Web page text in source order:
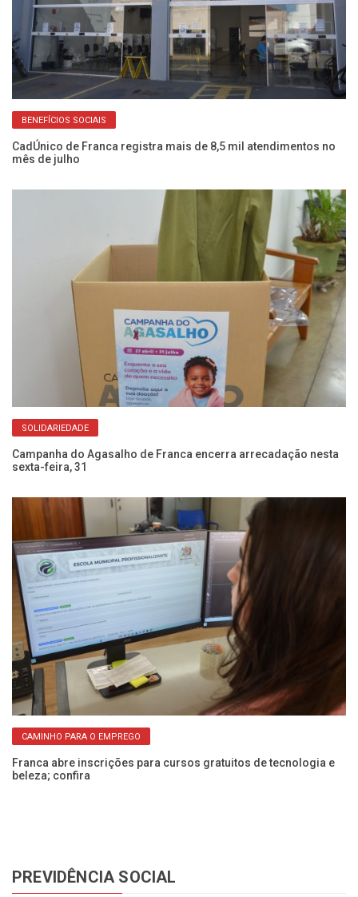
BENEFÍCIOS SOCIAIS
CadÚnico de Franca registra mais de 8,5 mil atendimentos no
mês de julho
SOLIDARIEDADE
Campanha do Agasalho de Franca encerra arrecadação nesta
sexta-feira, 31
CAMINHO PARA O EMPREGO
Franca abre inscrições para cursos gratuitos de tecnologia e
beleza; confira
PREVIDÊNCIA SOCIAL